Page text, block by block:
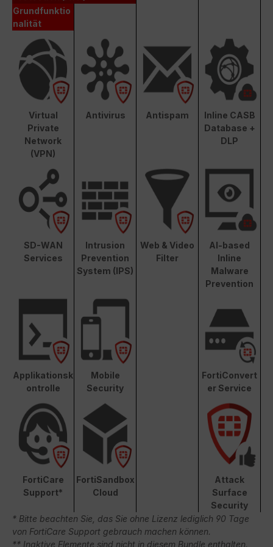
Grundfunktio
nalität
Virtual
Private
Network
(VPN)
Antivirus Antispam
Inline CASB
Database +
DLP
SD-WAN
Services
Intrusion
Prevention
System (IPS)
Web & Video
Filter
AI-based
Inline
Malware
Prevention
Applikationsk
ontrolle
Mobile
Security
FortiConvert
er Service
FortiCare
Support*
FortiSandbox
Cloud
Attack
Surface
Security
* Bitte beachten Sie, das Sie ohne Lizenz lediglich 90 Tage
von FortiCare Support gebrauch machen können.
** Inaktive Elemente sind nicht in diesem Bundle enthalten.